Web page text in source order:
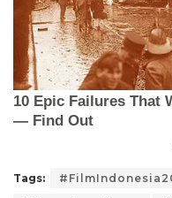
Tags: